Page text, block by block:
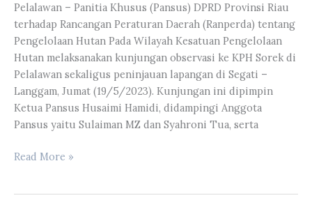
Peserta
Didik
Baru
Tahun
2023
Pelalawan – Panitia Khusus (Pansus) DPRD Provinsi Riau
terhadap Rancangan Peraturan Daerah (Ranperda) tentang
Pengelolaan Hutan Pada Wilayah Kesatuan Pengelolaan
Hutan melaksanakan kunjungan observasi ke KPH Sorek di
Pelalawan sekaligus peninjauan lapangan di Segati –
Langgam, Jumat (19/5/2023). Kunjungan ini dipimpin
Ketua Pansus Husaimi Hamidi, didampingi Anggota
Pansus yaitu Sulaiman MZ dan Syahroni Tua, serta
Pansus
Read More »